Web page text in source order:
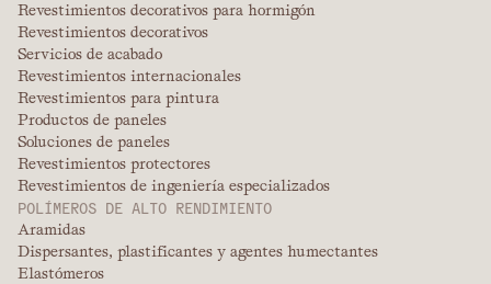
Revestimientos decorativos para hormigón
Revestimientos decorativos
Servicios de acabado
Revestimientos internacionales
Revestimientos para pintura
Productos de paneles
Soluciones de paneles
Revestimientos protectores
Revestimientos de ingeniería especializados
POLÍMEROS DE ALTO RENDIMIENTO
Aramidas
Dispersantes, plastificantes y agentes humectantes
Elastómeros